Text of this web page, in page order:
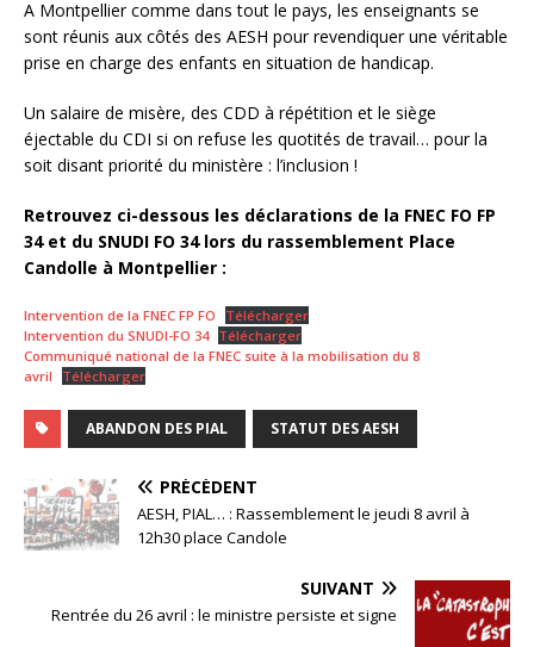
A Montpellier comme dans tout le pays, les enseignants se
sont réunis aux côtés des AESH pour revendiquer une véritable
prise en charge des enfants en situation de handicap.
Un salaire de misère, des CDD à répétition et le siège
éjectable du CDI si on refuse les quotités de travail… pour la
soit disant priorité du ministère : l’inclusion !
Retrouvez ci-dessous les déclarations de la FNEC FO FP
34 et du SNUDI FO 34 lors du rassemblement Place
Candolle à Montpellier :
Intervention de la FNEC FP FO
Télécharger
Intervention du SNUDI-FO 34 Télécharger
Communiqué national de la FNEC suite à la mobilisation du 8
avril
Télécharger
ABANDON DES PIAL STATUT DES AESH
PRÉCÉDENT
AESH, PIAL… : Rassemblement le jeudi 8 avril à
12h30 place Candole
SUIVANT
Rentrée du 26 avril : le ministre persiste et signe